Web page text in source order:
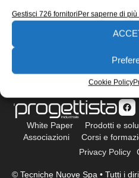
Gestisci 726 fornitoriPer saperne di
Cookie Policy
White Paper Prodotti e
Associazioni
Corsi e
Privacy Policy
© Tecniche Nuove Spa • Tutti i